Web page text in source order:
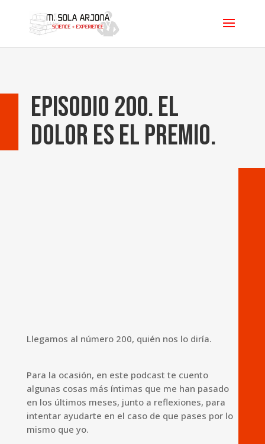
Episodio 200. El
dolor es el premio.
Llegamos al número 200, quién nos lo diría.
Para la ocasión, en este podcast te cuento
algunas cosas más íntimas que me han pasado
en los últimos meses, junto a reflexiones, para
intentar ayudarte en el caso de que pases por lo
mismo que yo.